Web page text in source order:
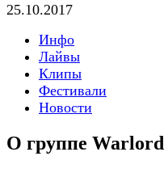
25.10.2017
Инфо
Лайвы
Клипы
Фестивали
Новости
О группе Warlord